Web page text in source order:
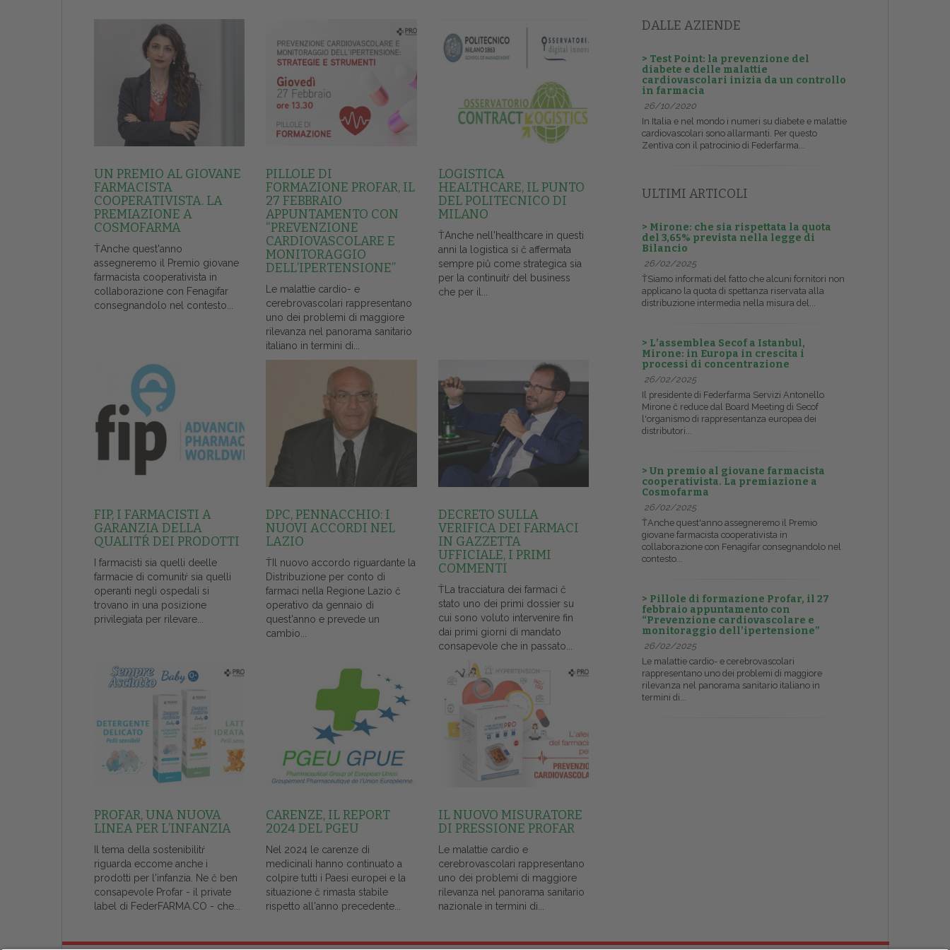
UN PREMIO AL GIOVANE
FARMACISTA
COOPERATIVISTA. LA
PREMIAZIONE A
COSMOFARMA
ŤAnche quest'anno
assegneremo il Premio giovane
farmacista cooperativista in
collaborazione con Fenagifar
consegnandolo nel contesto...
PILLOLE DI
FORMAZIONE PROFAR, IL
27 FEBBRAIO
APPUNTAMENTO CON
“PREVENZIONE
CARDIOVASCOLARE E
MONITORAGGIO
DELL’IPERTENSIONE”
Le malattie cardio- e
cerebrovascolari rappresentano
uno dei problemi di maggiore
rilevanza nel panorama sanitario
italiano in termini di...
LOGISTICA
HEALTHCARE, IL PUNTO
DEL POLITECNICO DI
MILANO
ŤAnche nell'healthcare in questi
anni la logistica si č affermata
sempre piů come strategica sia
per la continuitŕ del business
che per il...
FIP, I FARMACISTI A
GARANZIA DELLA
QUALITŔ DEI PRODOTTI
I farmacisti sia quelli deelle
farmacie di comunitŕ sia quelli
operanti negli ospedali si
trovano in una posizione
privilegiata per rilevare...
DPC, PENNACCHIO: I
NUOVI ACCORDI NEL
LAZIO
ŤIl nuovo accordo riguardante la
Distribuzione per conto di
farmaci nella Regione Lazio č
operativo da gennaio di
quest'anno e prevede un
cambio...
DECRETO SULLA
VERIFICA DEI FARMACI
IN GAZZETTA
UFFICIALE, I PRIMI
COMMENTI
ŤLa tracciatura dei farmaci č
stato uno dei primi dossier su
cui sono voluto intervenire fin
dai primi giorni di mandato
consapevole che in passato...
PROFAR, UNA NUOVA
LINEA PER L’INFANZIA
Il tema della sostenibilitŕ
riguarda eccome anche i
prodotti per l'infanzia. Ne č ben
consapevole Profar - il private
label di FederFARMA.CO - che...
CARENZE, IL REPORT
2024 DEL PGEU
Nel 2024 le carenze di
medicinali hanno continuato a
colpire tutti i Paesi europei e la
situazione č rimasta stabile
rispetto all'anno precedente...
IL NUOVO MISURATORE
DI PRESSIONE PROFAR
Le malattie cardio e
cerebrovascolari rappresentano
uno dei problemi di maggiore
rilevanza nel panorama sanitario
nazionale in termini di...
DALLE AZIENDE
> Test Point: la prevenzione del
diabete e delle malattie
cardiovascolari inizia da un controllo
in farmacia
26/10/2020
In Italia e nel mondo i numeri su diabete e malattie
cardiovascolari sono allarmanti. Per questo
Zentiva con il patrocinio di Federfarma...
ULTIMI ARTICOLI
> Mirone: che sia rispettata la quota
del 3,65% prevista nella legge di
Bilancio
26/02/2025
ŤSiamo informati del fatto che alcuni fornitori non
applicano la quota di spettanza riservata alla
distribuzione intermedia nella misura del...
> L’assemblea Secof a Istanbul,
Mirone: in Europa in crescita i
processi di concentrazione
26/02/2025
Il presidente di Federfarma Servizi Antonello
Mirone č reduce dal Board Meeting di Secof
l'organismo di rappresentanza europea dei
distributori...
> Un premio al giovane farmacista
cooperativista. La premiazione a
Cosmofarma
26/02/2025
ŤAnche quest'anno assegneremo il Premio
giovane farmacista cooperativista in
collaborazione con Fenagifar consegnandolo nel
contesto...
> Pillole di formazione Profar, il 27
febbraio appuntamento con
“Prevenzione cardiovascolare e
monitoraggio dell’ipertensione”
26/02/2025
Le malattie cardio- e cerebrovascolari
rappresentano uno dei problemi di maggiore
rilevanza nel panorama sanitario italiano in
termini di...